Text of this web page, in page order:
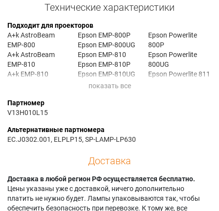
Технические характеристики
Подходит для проекторов
A+k AstroBeam
EMP-800
A+k AstroBeam
EMP-810
A+k EMP-810
Epson ELP-810
Epson ELP-811
Epson EMP-600
Epson EMP-600P
Epson EMP-800P
Epson EMP-800UG
Epson EMP-810
Epson EMP-810P
Epson EMP-810UG
Epson EMP-811
Epson Powerlite
600P
Epson Powerlite
800P
Epson Powerlite
800UG
Epson Powerlite 811
Партномер
V13H010L15
Альтернативные партномера
EC.J0302.001, ELPLP15, SP-LAMP-LP630
Доставка
Доставка в любой регион РФ осуществляется бесплатно.
Цены указаны уже с доставкой, ничего дополнительно
платить не нужно будет. Лампы упаковываются так, чтобы
обеспечить безопасность при перевозке. К тому же, все